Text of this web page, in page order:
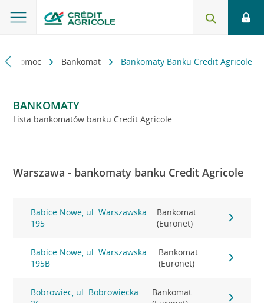
i pomoc Bankomat Bankomaty Banku Credit Agricole
BANKOMATY
Lista bankomatów banku Credit Agricole
Warszawa - bankomaty banku Credit Agricole
Babice Nowe, ul. Warszawska
195
Bankomat
(Euronet)
Babice Nowe, ul. Warszawska
195B
Bankomat
(Euronet)
Bobrowiec, ul. Bobrowiecka
Bankomat